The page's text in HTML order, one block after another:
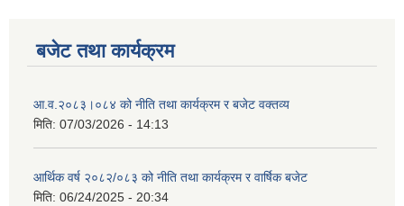
बजेट तथा कार्यक्रम
आ.व.२०८३।०८४ को नीति तथा कार्यक्रम र बजेट वक्तव्य
मिति: 07/03/2026 - 14:13
आर्थिक वर्ष २०८२/०८३ को नीति तथा कार्यक्रम र वार्षिक बजेट
मिति: 06/24/2025 - 20:34